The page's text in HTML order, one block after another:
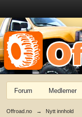
Forum Medlemer
Offroad.no → Nytt innhold